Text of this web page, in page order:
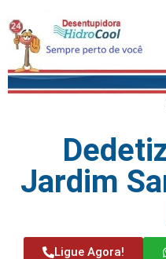
Jardim
Ligue Agora!